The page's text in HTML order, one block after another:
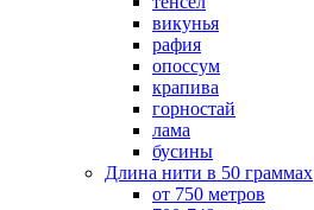
викунья
рафия
опоссум
крапива
горностай
лама
бусины
Длина нити в 50 граммах
от 750 метров